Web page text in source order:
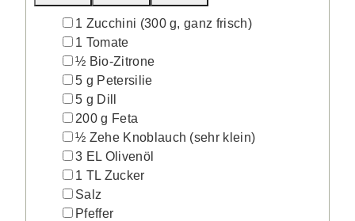
▢
1 Zucchini (300 g, ganz frisch)
▢
1 Tomate
▢
½ Bio-Zitrone
▢
5 g Petersilie
▢
5 g Dill
▢
200 g Feta
▢
½ Zehe Knoblauch (sehr klein)
▢
3 EL Olivenöl
▢
1 TL Zucker
▢
Salz
▢
Pfeffer